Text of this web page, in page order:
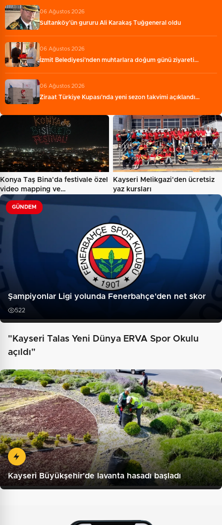
06 Ağustos 2026
Sultanköy’ün gururu Ali Karakaş Tuğgeneral oldu
06 Ağustos 2026
İzmit Belediyesi'nden muhtarlara doğum günü ziyareti…
06 Ağustos 2026
Ziraat Türkiye Kupası'nda yeni sezon takvimi açıklandı…
Konya Taş Bina'da festivale özel
video mapping ve…
Kayseri Melikgazi'den ücretsiz
yaz kursları
GÜNDEM
Şampiyonlar Ligi yolunda Fenerbahçe'den net skor
522
"Kayseri Talas Yeni Dünya ERVA Spor Okulu
açıldı"
Kayseri Büyükşehir'de lavanta hasadı başladı